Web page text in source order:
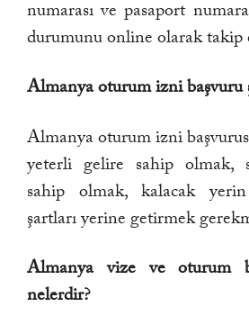
numarası ve pasaport
durumunu online olarak takip
Almanya oturum izni başvuru
Almanya oturum izni
yeterli gelire sahip olmak,
sahip olmak, kalacak
şartları yerine getirmek
Almanya vize ve oturum
nelerdir?